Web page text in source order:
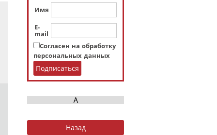
Имя
E-
mail
Согласен на обработку
персональных данных